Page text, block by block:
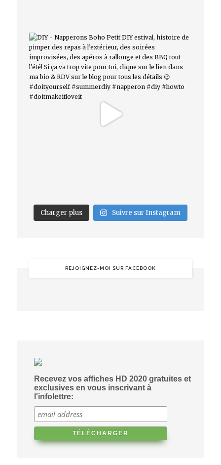
Charger plus Suivre sur Instagram
REJOIGNEZ-MOI SUR FACEBOOK
Recevez vos affiches HD 2020 gratuites et
exclusives en vous inscrivant à
l'infolettre: